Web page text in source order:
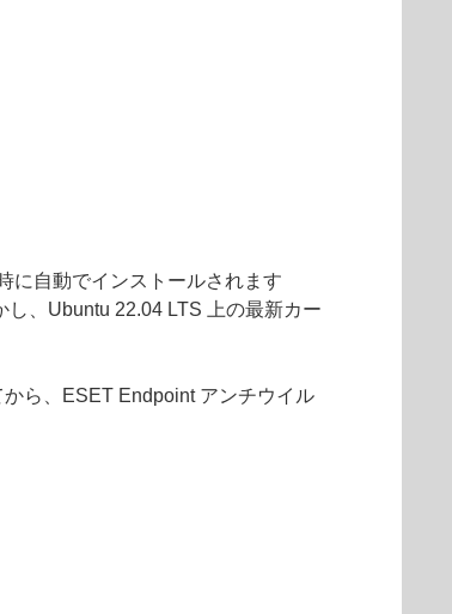
に自動でインストールされます
、Ubuntu 22.04 LTS 上の最新カー
ら、ESET Endpoint アンチウイル